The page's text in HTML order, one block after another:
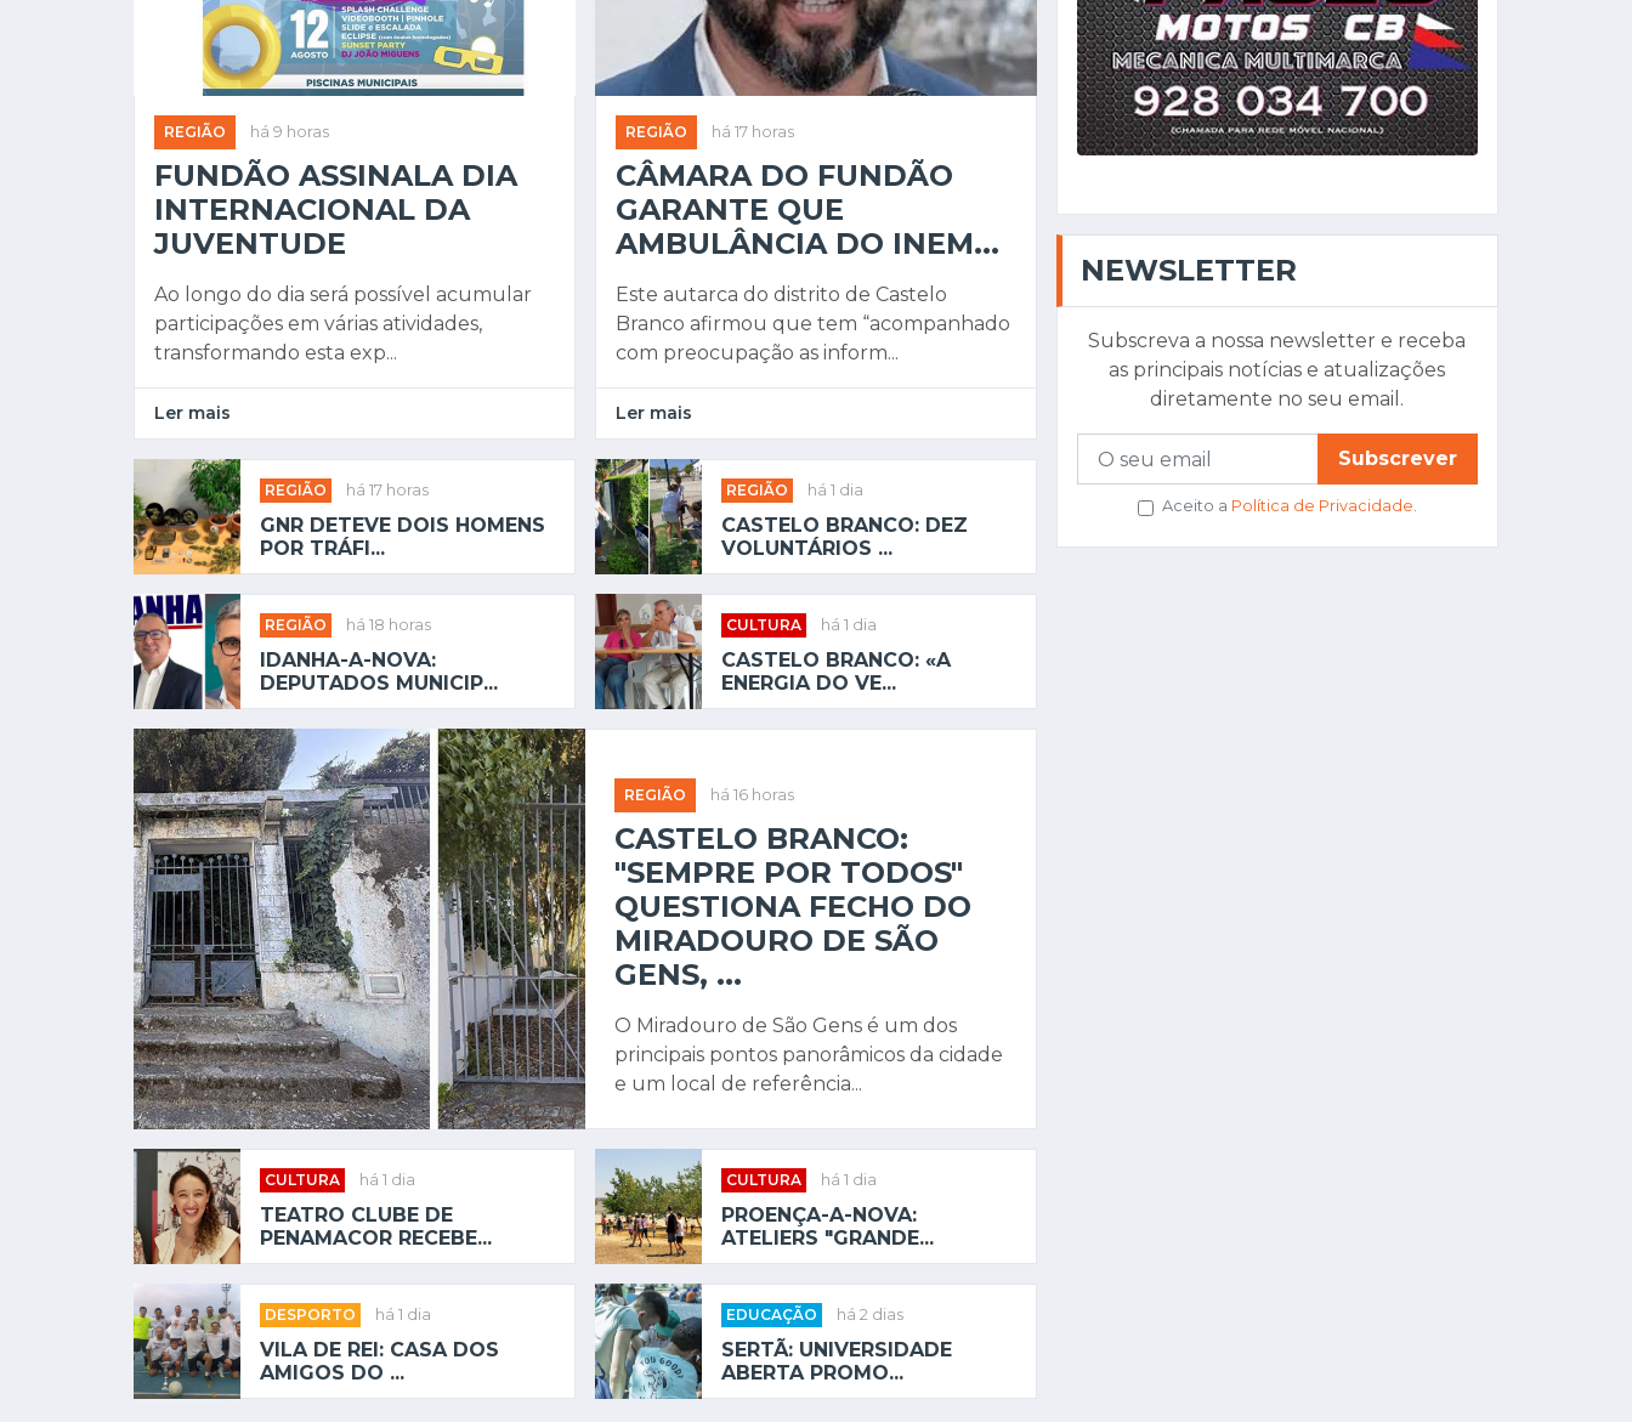
REGIÃO há 9 horas
FUNDÃO ASSINALA DIA
INTERNACIONAL DA
JUVENTUDE
Ao longo do dia será possível acumular
participações em várias atividades,
transformando esta exp...
Ler mais
REGIÃO há 17 horas
CÂMARA DO FUNDÃO
GARANTE QUE
AMBULÂNCIA DO INEM...
Este autarca do distrito de Castelo
Branco afirmou que tem “acompanhado
com preocupação as inform...
Ler mais
REGIÃO há 17 horas
GNR DETEVE DOIS HOMENS
POR TRÁFI...
REGIÃO há 18 horas
IDANHA-A-NOVA:
DEPUTADOS MUNICIP...
REGIÃO há 1 dia
CASTELO BRANCO: DEZ
VOLUNTÁRIOS ...
CULTURA há 1 dia
CASTELO BRANCO: «A
ENERGIA DO VE...
REGIÃO há 16 horas
CASTELO BRANCO:
"SEMPRE POR TODOS"
QUESTIONA FECHO DO
MIRADOURO DE SÃO
GENS, ...
O Miradouro de São Gens é um dos
principais pontos panorâmicos da cidade
e um local de referência...
CULTURA há 1 dia
TEATRO CLUBE DE
PENAMACOR RECEBE...
DESPORTO há 1 dia
VILA DE REI: CASA DOS
AMIGOS DO ...
CULTURA há 1 dia
PROENÇA-A-NOVA:
ATELIERS "GRANDE...
EDUCAÇÃO há 2 dias
SERTÃ: UNIVERSIDADE
ABERTA PROMO...
NEWSLETTER
Subscreva a nossa newsletter e receba
as principais notícias e atualizações
diretamente no seu email.
Subscrever
Aceito a Política de Privacidade.